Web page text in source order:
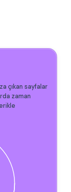
çıkan sayfalar
zaman